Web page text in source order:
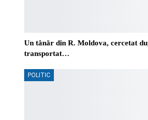
Un tânăr din R. Moldova, cercetat
transportat…
POLITIC